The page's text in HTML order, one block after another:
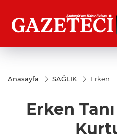
Anasayfa SAĞLIK
Erken
Erken